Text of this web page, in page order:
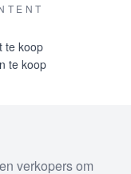
te koop
te koop
verkopers om